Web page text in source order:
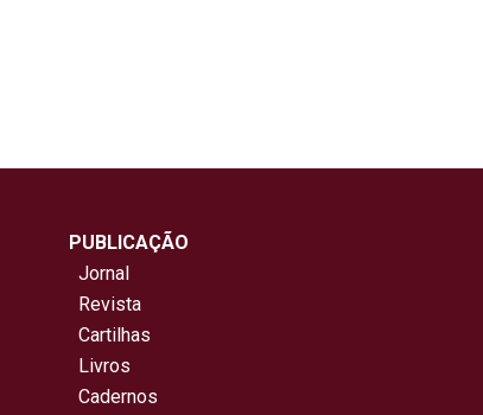
PUBLICAÇÃO
Jornal
Revista
Cartilhas
Livros
Cadernos